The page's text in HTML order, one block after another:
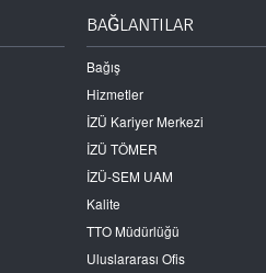
BAĞLANTILAR
Bağış
Hizmetler
İZÜ Kariyer Merkezi
İZÜ TÖMER
İZÜ-SEM UAM
Kalite
TTO Müdürlüğü
Uluslararası Ofis